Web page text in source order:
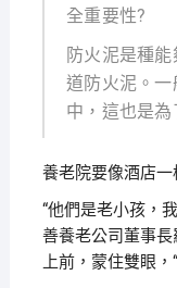
全重要性?
防火泥是種
道防火泥。
中，這也是為
養老院要像酒店一
“他們是老小孩，
善養老公司董事
上前，蒙住雙眼，